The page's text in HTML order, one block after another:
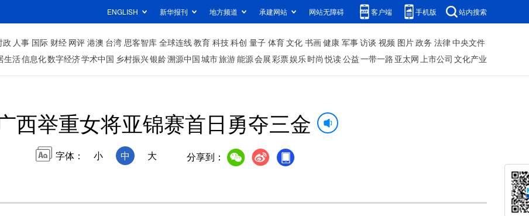
ENGLISH 新华报刊 地方频道 承建网站 网站无障碍 客户端 手机版 站内搜索
政 人事 国际 财经 网评 港澳 台湾 思客智库 全球连线教育 科技科创 量子 体育文化 书画健康 军事访谈 视频 图片政务 法律中央文件
生活信息化数字经济学术中国 乡村振兴银龄溯源中国城市旅游能源会展彩票娱乐时尚 悦读公益一带一路 亚太网上市公司 文化产业
西举重女将亚锦赛首日勇夺三金
字体： 小 中 大 分享到：